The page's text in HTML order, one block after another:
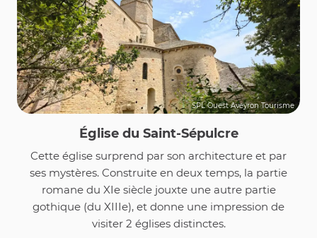
SPL Ouest Aveyron Tourisme
Église du Saint-Sépulcre
Cette église surprend par son architecture et par
ses mystères. Construite en deux temps, la partie
romane du XIe siècle jouxte une autre partie
gothique (du XIIIe), et donne une impression de
visiter 2 églises distinctes.